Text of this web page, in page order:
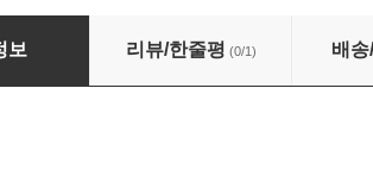
의 특기는 망설임이다
보 리뷰/한줄평 (0/1) 배